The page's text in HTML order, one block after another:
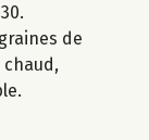
de